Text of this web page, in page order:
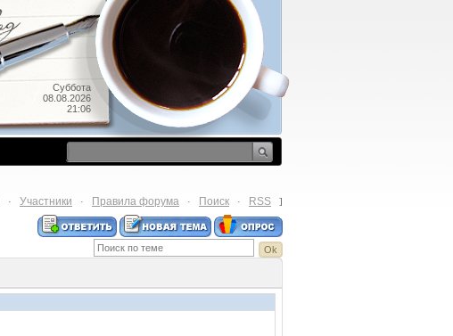
Суббота
08.08.2026
21:06
· Участники · Правила форума · Поиск · RSS ]